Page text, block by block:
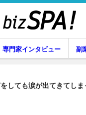
専門家インタビュー 副
しても涙が出てきてし